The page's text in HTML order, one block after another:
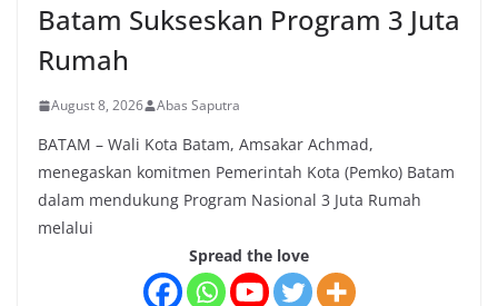
Batam Sukseskan Program 3 Juta
Rumah
August 8, 2026 Abas Saputra
BATAM – Wali Kota Batam, Amsakar Achmad,
menegaskan komitmen Pemerintah Kota (Pemko) Batam
dalam mendukung Program Nasional 3 Juta Rumah
melalui
Spread the love